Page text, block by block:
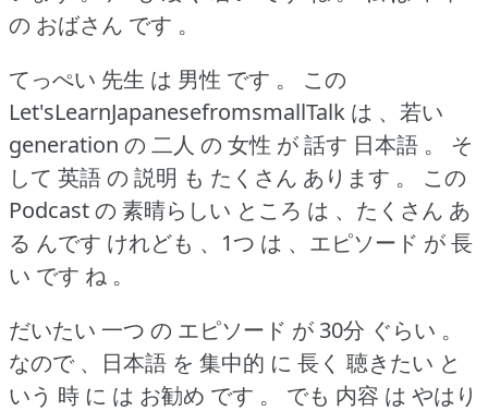
の おばさん です 。
てっぺい 先生 は 男性 です 。
この
Let'sLearnJapanesefromsmallTalk は 、若い
generation の 二人 の 女性 が 話す 日本語 。
そ
して 英語 の 説明 も たくさん あります 。
この
Podcast の 素晴らしい ところ は 、たくさん あ
る んです けれども 、1つ は 、エピソード が 長
い です ね 。
だいたい 一つ の エピソード が 30分 ぐらい 。
なので 、日本語 を 集中的 に 長く 聴きたい と
いう 時 に は お勧め です 。
でも 内容 は やはり